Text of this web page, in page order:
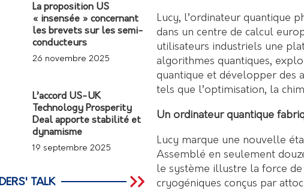
Lucy, l’ordinateur quantique
dans un centre de calcul
utilisateurs industriels une
algorithmes quantiques,
quantique et développer des
tels que l’optimisation, la
Un ordinateur quantique
Lucy marque une nouvelle
Assemblé en seulement
le système illustre la force
cryogéniques conçus par
La proposition US
« insensée » concernant
les brevets sur les semi-
conducteurs
26 novembre 2025
L’accord US-UK
Technology Prosperity
Deal apporte stabilité et
dynamisme
19 septembre 2025
TALK